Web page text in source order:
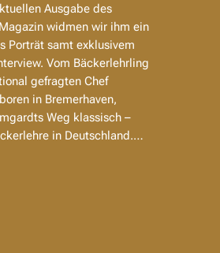
Ausgabe des
widmen wir ihm ein
Porträt samt exklusivem
Vom Bäckerlehrling
gefragten Chef
in Bremerhaven,
Weg klassisch –
in Deutschland.…